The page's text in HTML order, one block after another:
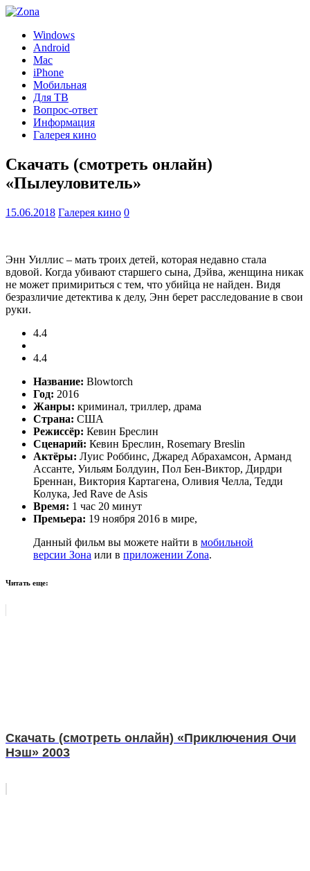
Windows
Android
Mac
iPhone
Мобильная
Для ТВ
Вопрос-ответ
Информация
Галерея кино
Скачать (смотреть онлайн)
«Пылеуловитель»
15.06.2018 Галерея кино 0
Энн Уиллис – мать троих детей, которая недавно стала
вдовой. Когда убивают старшего сына, Дэйва, женщина никак
не может примириться с тем, что убийца не найден. Видя
безразличие детектива к делу, Энн берет расследование в свои
руки.
4.4
4.4
Название: Blowtorch
Год: 2016
Жанры: криминал, триллер, драма
Страна: США
Режиссёр: Кевин Бреслин
Сценарий: Кевин Бреслин, Rosemary Breslin
Актёры: Луис Роббинс, Джаред Абрахамсон, Арманд
Ассанте, Уильям Болдуин, Пол Бен-Виктор, Дирдри
Бреннан, Виктория Картагена, Оливия Челла, Тедди
Колука, Jed Rave de Asis
Время: 1 час 20 минут
Премьера: 19 ноября 2016 в мире,
Данный фильм вы можете найти в мобильной
версии Зона или в приложении Zona.
Читать еще:
Скачать (смотреть онлайн) «Приключения Очи
Нэш» 2003